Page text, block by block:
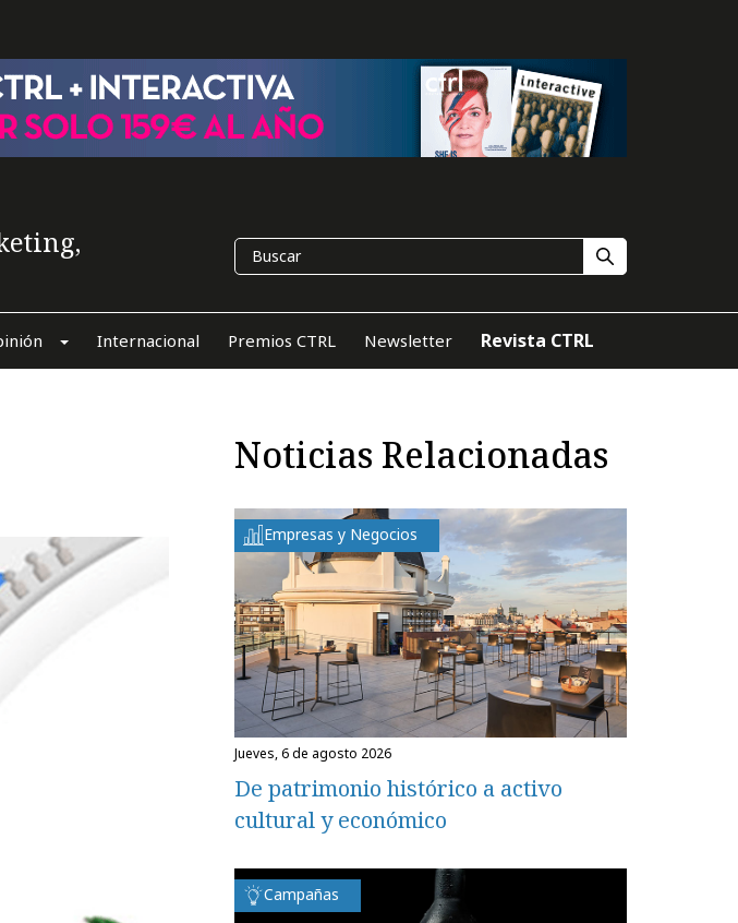
Internacional Premios CTRL Newsletter Revista CTRL
Noticias Relacionadas
Empresas y Negocios
jueves, 6 de agosto 2026
De patrimonio histórico a activo
cultural y económico
Campañas